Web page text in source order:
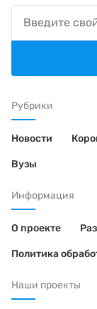
Рубрики
Новости
Вузы
Информация
О проекте
Политика
Наши проекты